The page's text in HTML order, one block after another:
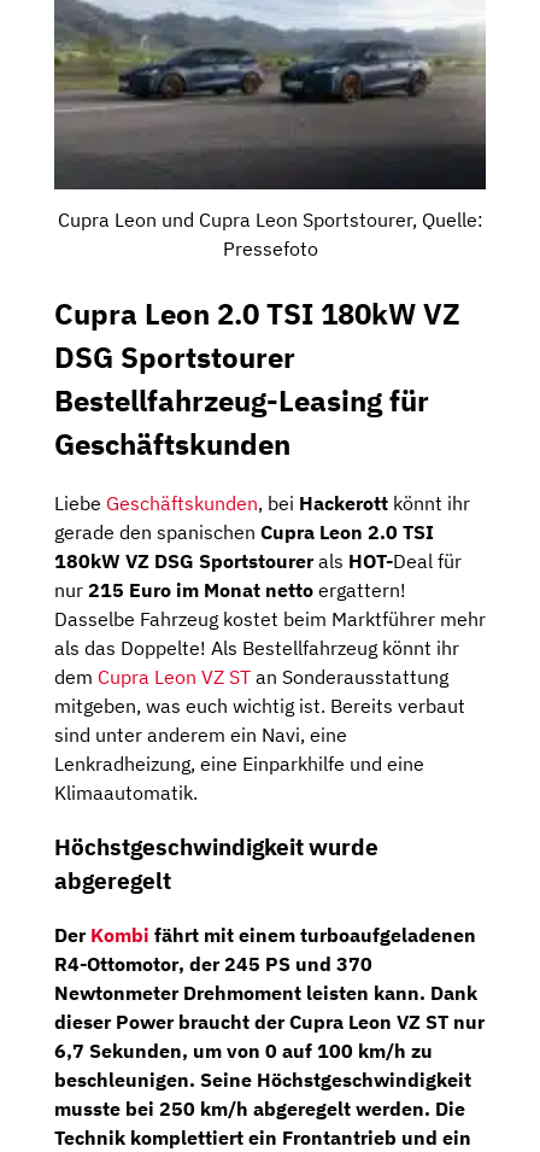
Cupra Leon und Cupra Leon Sportstourer, Quelle:
Pressefoto
Cupra Leon 2.0 TSI 180kW VZ
DSG Sportstourer
Bestellfahrzeug-Leasing für
Geschäftskunden
Liebe Geschäftskunden, bei Hackerott könnt ihr
gerade den spanischen Cupra Leon 2.0 TSI
180kW VZ DSG Sportstourerals HOT-Deal für
nur 215 Euro im Monat netto ergattern!
Dasselbe Fahrzeug kostet beim Marktführer mehr
als das Doppelte! Als Bestellfahrzeug könnt ihr
dem Cupra Leon VZ ST an Sonderausstattung
mitgeben, was euch wichtig ist. Bereits verbaut
sind unter anderem ein Navi, eine
Lenkradheizung, eine Einparkhilfe und eine
Klimaautomatik.
Höchstgeschwindigkeit wurde
abgeregelt
Der Kombi fährt mit einem turboaufgeladenen
R4-Ottomotor, der245 PS und 370
Newtonmeter Drehmoment leisten kann. Dank
dieser Power braucht der Cupra Leon VZ ST nur
6,7 Sekunden, um von 0 auf 100 km/h zu
beschleunigen. Seine Höchstgeschwindigkeit
musste bei 250 km/h abgeregelt werden. Die
Technik komplettiert ein Frontantrieb und ein